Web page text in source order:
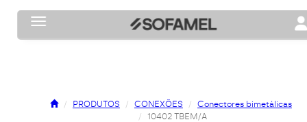
Toggle navigation
PRODUTOS CONEXÕES
Conectores bimetálicas
10402 TBEM/A